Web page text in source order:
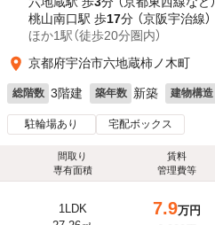
桃山南口駅 歩17分 （京阪宇治線）
ほか1駅（徒歩20分圏内）
京都府宇治市六地蔵柿ノ木町
総階数 3階建 築年数 新築 建物構造
駐輪場あり 宅配ボックス
間取り
専有面積
賃料
管理費等
1LDK
7.9万円